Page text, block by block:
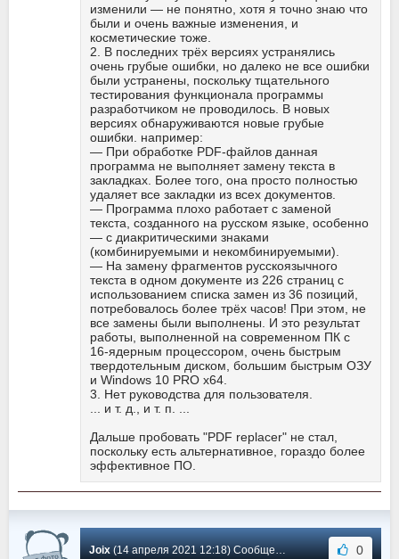
изменили — не понятно, хотя я точно знаю что
были и очень важные изменения, и
косметические тоже.
2. В последних трёх версиях устранялись
очень грубые ошибки, но далеко не все ошибки
были устранены, поскольку тщательного
тестирования функционала программы
разработчиком не проводилось. В новых
версиях обнаруживаются новые грубые
ошибки. например:
— При обработке PDF-файлов данная
программа не выполняет замену текста в
закладках. Более того, она просто полностью
удаляет все закладки из всех документов.
— Программа плохо работает с заменой
текста, созданного на русском языке, особенно
— с диакритическими знаками
(комбинируемыми и некомбинируемыми).
— На замену фрагментов русскоязычного
текста в одном документе из 226 страниц с
использованием списка замен из 36 позиций,
потребовалось более трёх часов! При этом, не
все замены были выполнены. И это результат
работы, выполненной на современном ПК с
16-ядерным процессором, очень быстрым
твердотельным диском, большим быстрым ОЗУ
и Windows 10 PRO x64.
3. Нет руководства для пользователя.
... и т. д., и т. п. ...
Дальше пробовать "PDF replacer" не стал,
поскольку есть альтернативное, гораздо более
эффективное ПО.
Joix(14 апреля 2021 12:18) Сообщение #15 0